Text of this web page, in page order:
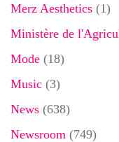
Merz Aesthetics (1)
Ministère de
Mode (18)
Music (3)
News (638)
Newsroom (749)